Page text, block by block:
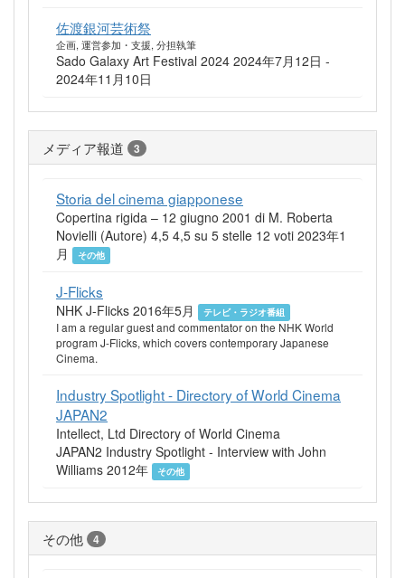
佐渡銀河芸術祭
企画, 運営参加・支援, 分担執筆
Sado Galaxy Art Festival 2024 2024年7月12日 -
2024年11月10日
メディア報道 3
Storia del cinema giapponese
Copertina rigida – 12 giugno 2001 di M. Roberta
Novielli (Autore) 4,5 4,5 su 5 stelle 12 voti 2023年1
月
その他
J-Flicks
NHK J-Flicks 2016年5月 テレビ・ラジオ番組
I am a regular guest and commentator on the NHK World
program J-Flicks, which covers contemporary Japanese
Cinema.
Industry Spotlight - Directory of World Cinema
JAPAN2
Intellect, Ltd Directory of World Cinema
JAPAN2 Industry Spotlight - Interview with John
Williams 2012年
その他
その他 4